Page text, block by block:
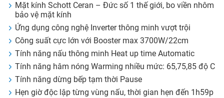
Mặt kính Schott Ceran – Đức số 1 thế giới, bo viền nhôm
bảo vệ mặt kính
Ứng dụng công nghệ Inverter thông minh vượt trội
Công suất cực lớn với Booster max 3700W/22cm
Tính năng nấu thông minh Heat up time Automatic
Tính năng hâm nóng Warming nhiều mức: 65,75,85 độ C
Tính năng dừng bếp tạm thời Pause
Hẹn giờ độc lập từng vùng nấu, thời gian hẹn đến 1h59p